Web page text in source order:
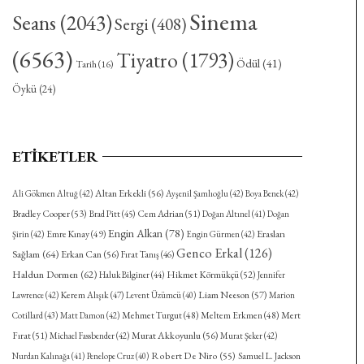
Seans (2043)Sergi(408)Sinema
(6563) Tarih(16) Tiyatro (1793) Ödül(41)
Öykü(24)
ETIKETLER
Ali Gökmen Altuğ(42) Altan Erkekli(56) Ayşenil Şamlıoğlu(42) Boya Benek(42)
Bradley Cooper(53) Brad Pitt(45) Cem Adrian(51) Doğan Altınel(41) Doğan
Şirin(42) Emre Kınay(49) Engin Alkan(78) Engin Gürmen(42) Eraslan
Sağlam(64) Erkan Can(56) Fırat Tanış(46) Genco Erkal(126)
Haldun Dormen(62) Haluk Bilginer(44) Hikmet Körmükçü(52) Jennifer
Lawrence(42) Kerem Alışık(47) Levent Üzümcü(40) Liam Neeson(57) Marion
Cotillard(43) Matt Damon(42) Mehmet Turgut(48) Meltem Erkmen(48) Mert
Fırat(51) Michael Fassbender(42) Murat Akkoyunlu(56) Murat Şeker(42)
Nurdan Kalınağa(41) Penelope Cruz(40) Robert De Niro (55) Samuel L. Jackson